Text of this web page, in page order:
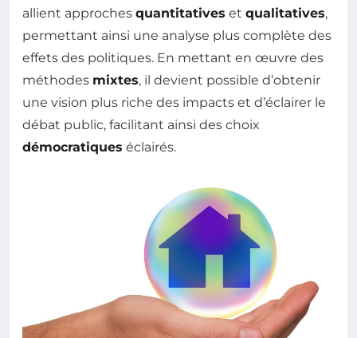
allient approches quantitatives et qualitatives,
permettant ainsi une analyse plus complète des
effets des politiques. En mettant en œuvre des
méthodes mixtes, il devient possible d’obtenir
une vision plus riche des impacts et d’éclairer le
débat public, facilitant ainsi des choix
démocratiques éclairés.